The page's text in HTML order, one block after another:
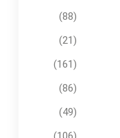
(88)
(21)
(161)
(86)
(49)